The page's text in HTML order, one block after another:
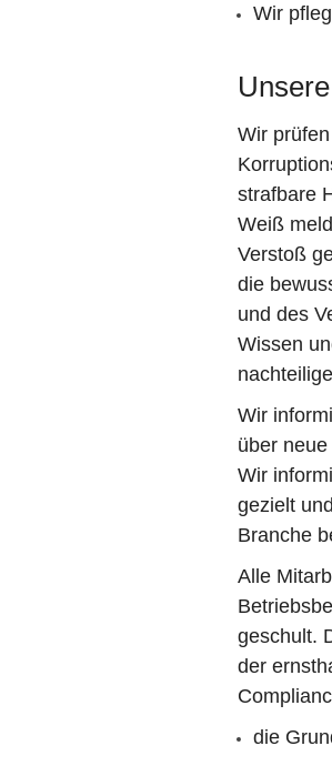
Wir
Wir
strafbare
Weiß
Verstoß
die
und des
Wissen
Wir
über
Wir
gezielt
Branche
Alle
geschult.
der
die